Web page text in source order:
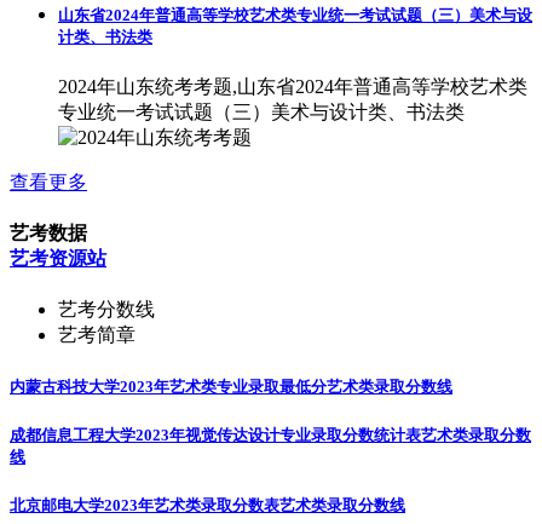
山东省2024年普通高等学校艺术类专业统一考试试题（三）美术与设
计类、书法类
2024年山东统考考题,山东省2024年普通高等学校艺术类
专业统一考试试题（三）美术与设计类、书法类
查看更多
艺考数据
艺考资源站
艺考分数线
艺考简章
内蒙古科技大学2023年艺术类专业录取最低分艺术类录取分数线
成都信息工程大学2023年视觉传达设计专业录取分数统计表艺术类录取分数
线
北京邮电大学2023年艺术类录取分数表艺术类录取分数线